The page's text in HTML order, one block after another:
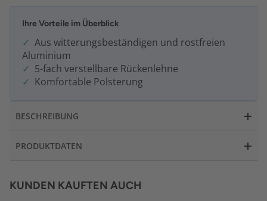
Ihre Vorteile im Überblick
Aus witterungsbeständigen und rostfreien
Aluminium
5-fach verstellbare Rückenlehne
Komfortable Polsterung
BESCHREIBUNG
PRODUKTDATEN
KUNDEN KAUFTEN AUCH